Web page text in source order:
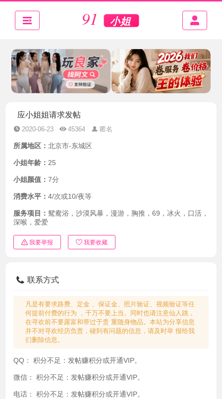
应小姐姐请求发帖
2020-06-23 45364 匿名
所属地区： 北京市-东城区
小姐年龄： 25
小姐颜值： 7分
消费水平： 4/次或10/夜等
服务项目： 鸳鸯浴，沙漠风暴，漫游，胸推，69，冰火，口活，
深喉，爱爱
我要举报 我要收藏
联系方式
凡是有要求路费、定金 、保证金、照片验证、视频验证等任
何提前付费的行为 ，千万不要上当。同时也请注意仙人跳，
在寻欢前不要露富和带过于贵 重随身物品。本站为分享信息
并不对寻欢经历负责，碰到有问题的信息，请及时举 报给我
们删除信息。
QQ： 积分不足：发帖赚积分或开通VIP。
微信： 积分不足：发帖赚积分或开通VIP。
电话： 积分不足：发帖赚积分或开通VIP。